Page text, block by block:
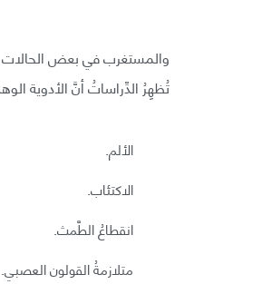
والمستغرب في بعض الحالات
تُظهِرُ الدِّراساتُ أنَّ الأدوية
الألم.
الاكتئاب.
انقطاعُ الطَّمث.
متلازمةُ القولون العصبي.